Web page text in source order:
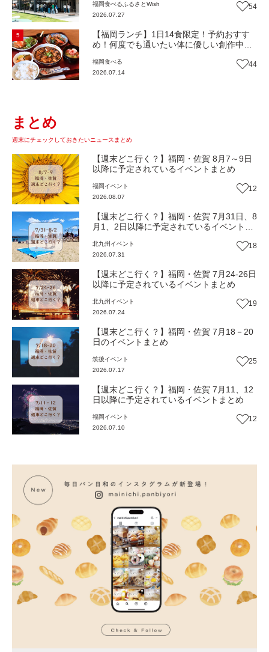
『bound garden』（福岡・新宮町）【まち
歩き】
福岡食べるふるさとWish
2026.07.27
54
5
【福岡ランチ】1日14食限定！予約おすす
め！何度でも通いたい体に優しい創作中華
【まち歩き】
福岡食べる
2026.07.14
44
まとめ
週末にチェックしておきたいニュースまとめ
【週末どこ行く？】福岡・佐賀 8月7～9日
以降に予定されているイベントまとめ
福岡 イベント
2026.08.07
12
【週末どこ行く？】福岡・佐賀 7月31日、8
月1、2日以降に予定されているイベントま
北九州 イベント
2026.07.31
18
【週末どこ行く？】福岡・佐賀 7月24-26日
以降に予定されているイベントまとめ
北九州 イベント
2026.07.24
19
【週末どこ行く？】福岡・佐賀 7月18－20
日のイベントまとめ
筑後イベント
2026.07.17
25
【週末どこ行く？】福岡・佐賀 7月11、12
日以降に予定されているイベントまとめ
福岡 イベント
2026.07.10
12